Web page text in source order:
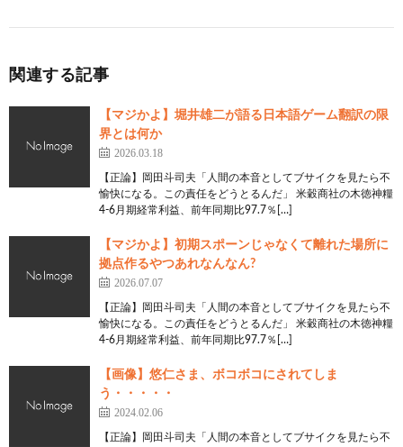
関連する記事
【マジかよ】堀井雄二が語る日本語ゲーム翻訳の限
界とは何か
2026.03.18
【正論】岡田斗司夫「人間の本音としてブサイクを見たら不
愉快になる。この責任をどうとるんだ」 米穀商社の木徳神糧
4-6月期経常利益、前年同期比97.7％[…]
【マジかよ】初期スポーンじゃなくて離れた場所に
拠点作るやつあれなんなん?
2026.07.07
【正論】岡田斗司夫「人間の本音としてブサイクを見たら不
愉快になる。この責任をどうとるんだ」 米穀商社の木徳神糧
4-6月期経常利益、前年同期比97.7％[…]
【画像】悠仁さま、ボコボコにされてしま
う・・・・・
2024.02.06
【正論】岡田斗司夫「人間の本音としてブサイクを見たら不